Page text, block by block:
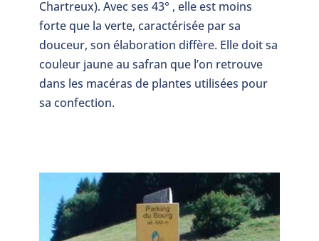
Chartreux). Avec ses 43° , elle est moins
forte que la verte, caractérisée par sa
douceur, son élaboration diffère. Elle doit sa
couleur jaune au safran que l’on retrouve
dans les macéras de plantes utilisées pour
sa confection.